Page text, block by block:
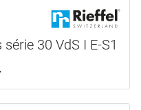
30 VdS I E-S1